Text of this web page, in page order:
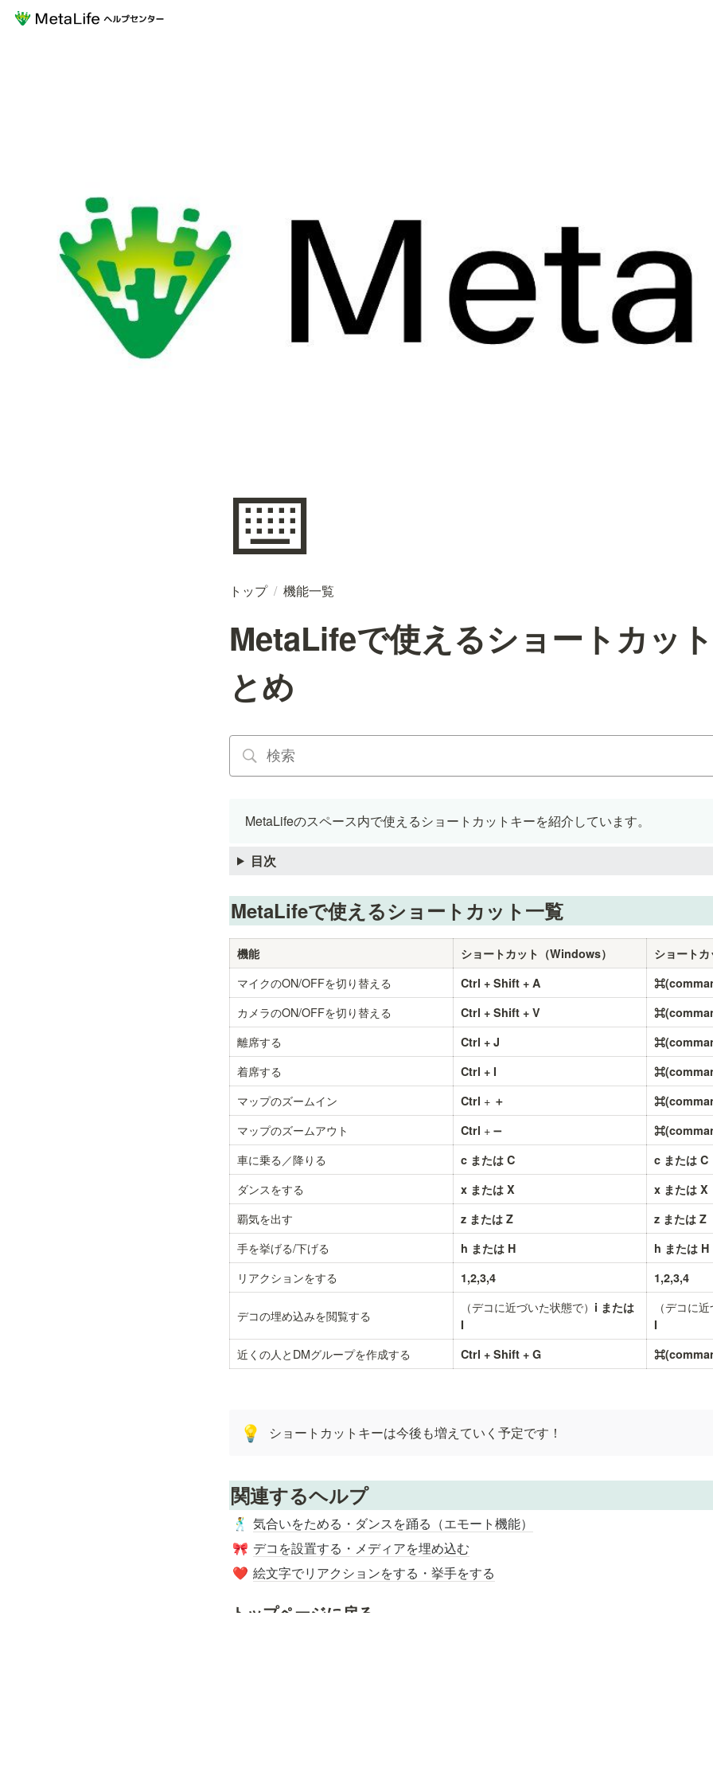
⌨️
トップ / 機能一覧
MetaLifeで使えるショートカッ
とめ
MetaLifeのスペース内で使えるショートカットキーを紹介しています。
目次
MetaLifeで使えるショートカット一覧
機能 ショートカット（Windows） ショート
マイクのON/OFFを切り替える Ctrl + Shift + A
カメラのON/OFFを切り替える Ctrl + Shift + V
離席する Ctrl + J
着席する Ctrl + I
マップのズームイン Ctrl + ＋
マップのズームアウト Ctrl + ➖
車に乗る／降りる c または C c または C
ダンスをする x または X x または X
覇気を出す z または Z z または Z
手を挙げる/下げる h または H h または H
リアクションをする 1,2,3,4 1,2,3,4
デコの埋め込みを閲覧する
（デコに近づいた状態で） i または
I
（デコに
I
近くの人とDMグループを作成する Ctrl + Shift + G
💡 ショートカットキーは今後も増えていく予定です！
関連するヘルプ
🕺 気合いをためる・ダンスを踊る（エモート機能）
🎀 デコを設置する・メディアを埋め込む
❤️ 絵文字でリアクションをする・挙手をする
トップページに戻る